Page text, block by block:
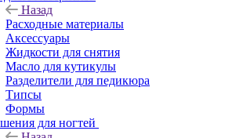
Назад
Расходные материалы
Аксессуары
Жидкости для снятия
Масло для кутикулы
Разделители для педикюра
Типсы
Формы
для ногтей